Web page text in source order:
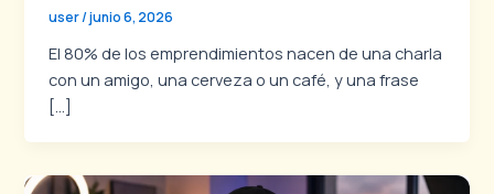
user/junio 6, 2026
El 80% de los emprendimientos nacen de una charla
con un amigo, una cerveza o un café, y una frase
[…]